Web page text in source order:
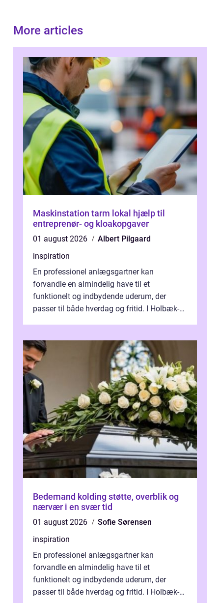
More articles
Maskinstation tarm lokal hjælp til
entreprenør- og kloakopgaver
01 august 2026
Albert Pilgaard
inspiration
En professionel anlægsgartner kan
forvandle en almindelig have til et
funktionelt og indbydende uderum, der
passer til både hverdag og fritid. I Holbæk-
Bedemand kolding støtte, overblik og
nærvær i en svær tid
01 august 2026
Sofie Sørensen
inspiration
En professionel anlægsgartner kan
forvandle en almindelig have til et
funktionelt og indbydende uderum, der
passer til både hverdag og fritid. I Holbæk-